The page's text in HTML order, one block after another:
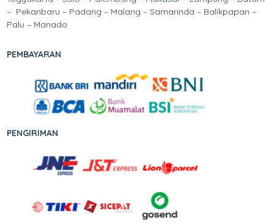
– Pekanbaru – Padang – Malang – Samarinda – Balikpapan –
Palu – Manado
PEMBAYARAN
PENGIRIMAN